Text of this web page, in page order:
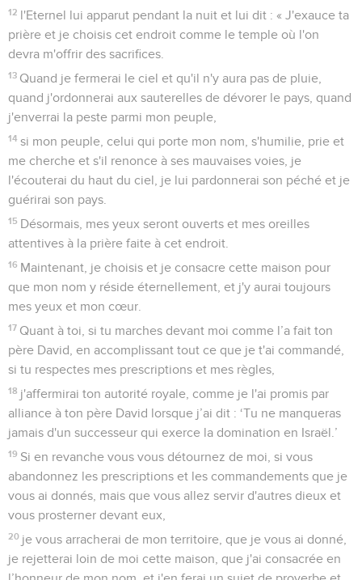
12 l'Eternel lui apparut pendant la nuit et lui dit : « J'exauce ta
prière et je choisis cet endroit comme le temple où l'on
devra m'offrir des sacrifices.
13 Quand je fermerai le ciel et qu'il n'y aura pas de pluie,
quand j'ordonnerai aux sauterelles de dévorer le pays, quand
j'enverrai la peste parmi mon peuple,
14 si mon peuple, celui qui porte mon nom, s'humilie, prie et
me cherche et s'il renonce à ses mauvaises voies, je
l'écouterai du haut du ciel, je lui pardonnerai son péché et je
guérirai son pays.
15 Désormais, mes yeux seront ouverts et mes oreilles
attentives à la prière faite à cet endroit.
16 Maintenant, je choisis et je consacre cette maison pour
que mon nom y réside éternellement, et j'y aurai toujours
mes yeux et mon cœur.
17 Quant à toi, si tu marches devant moi comme l’a fait ton
père David, en accomplissant tout ce que je t'ai commandé,
si tu respectes mes prescriptions et mes règles,
18 j'affermirai ton autorité royale, comme je l'ai promis par
alliance à ton père David lorsque j’ai dit : ‘Tu ne manqueras
jamais d'un successeur qui exerce la domination en Israël.’
19 Si en revanche vous vous détournez de moi, si vous
abandonnez les prescriptions et les commandements que je
vous ai donnés, mais que vous allez servir d'autres dieux et
vous prosterner devant eux,
20 je vous arracherai de mon territoire, que je vous ai donné,
je rejetterai loin de moi cette maison, que j'ai consacrée en